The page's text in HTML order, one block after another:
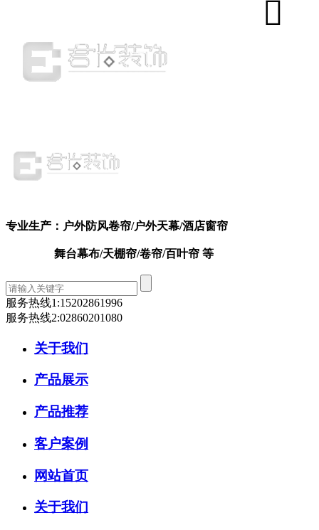
专业生产：户外防风卷帘/户外天幕/酒店窗帘
舞台幕布/天棚帘/卷帘/百叶帘 等
服务热线1:15202861996
服务热线2:02860201080
关于我们
产品展示
产品推荐
客户案例
网站首页
关于我们